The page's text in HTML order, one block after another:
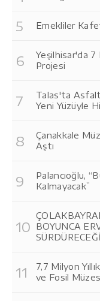
Emekliler
Yeşilhisar'da 7
Projesi
Talas'ta Asfalt
Yeni Yüzüyle
Çanakkale
Aştı
Palancıoğlu,
Kalmayacak”
BOYUNCA
7,7 Milyon
ve Fosil